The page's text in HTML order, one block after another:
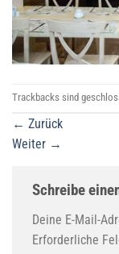
Trackbacks sind
← Zurück
Weiter →
Schreibe
Deine E-Mail-
Erforderliche